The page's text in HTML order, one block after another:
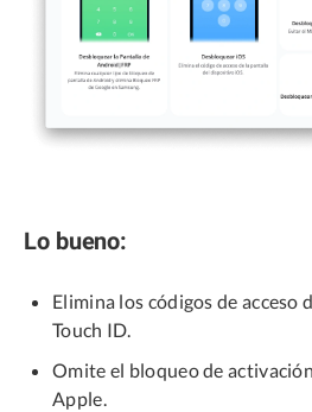
Lo bueno:
Elimina los códigos de acceso
Touch ID.
Omite el bloqueo de
Apple.